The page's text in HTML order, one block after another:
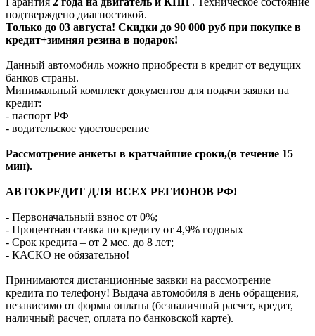
подтверждено диагностикой.
Только до 03 августа! Скидки до 90 000 руб при покупке в
кредит+зимняя резина в подарок!
Данный автомобиль можно приобрести в кредит от ведущих
банков страны.
Минимальный комплект документов для подачи заявки на
кредит:
- паспорт РФ
- водительское удостоверение
Рассмотрение анкеты в кратчайшие сроки,(в течение 15
мин).
АВТОКРЕДИТ ДЛЯ ВСЕХ РЕГИОНОВ РФ!
- Первоначальный взнос от 0%;
- Процентная ставка по кредиту от 4,9% годовых
- Срок кредита – от 2 мес. до 8 лет;
- КАСКО не обязательно!
Принимаются дистанционные заявки на рассмотрение
кредита по телефону! Выдача автомобиля в день обращения,
независимо от формы оплаты (безналичный расчет, кредит,
наличный расчет, оплата по банковской карте).